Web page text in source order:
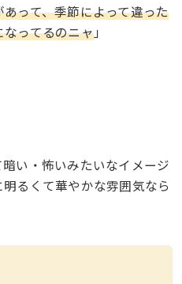
って、季節によって違った
ってるのニャ」
い・怖いみたいなイメージ
るくて華やかな雰囲気なら